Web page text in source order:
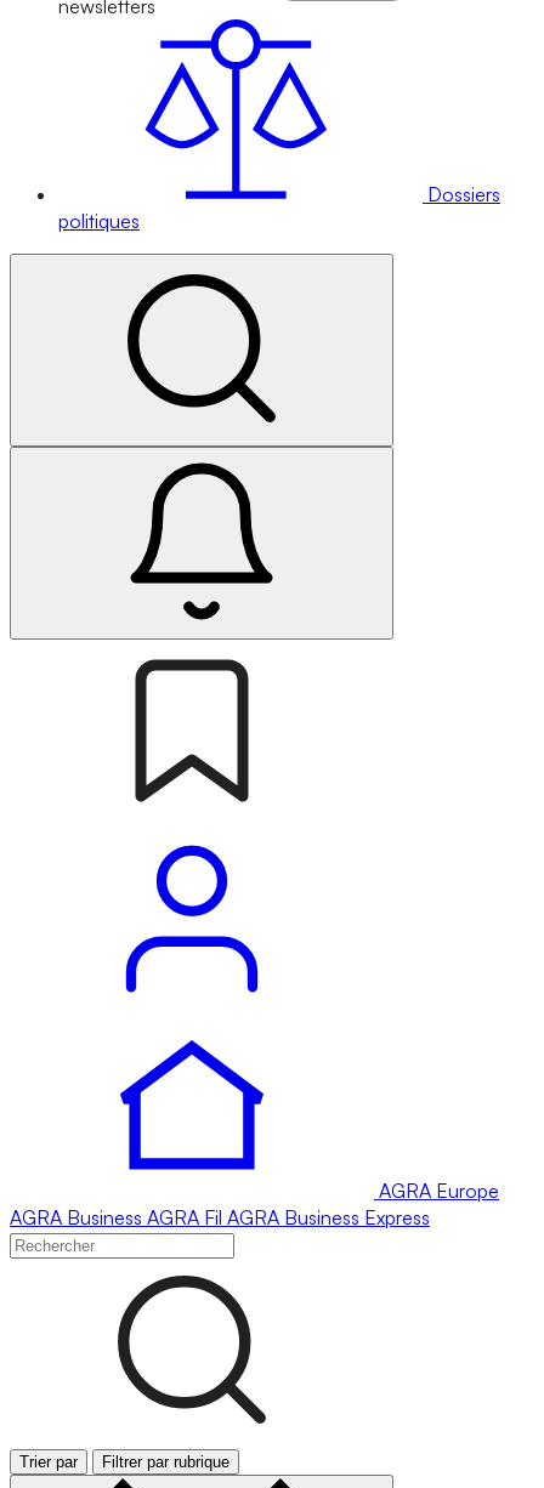
newsletters
Dossiers
politiques
AGRA Europe
AGRA Business AGRA Fil AGRA Business Express
Trier par Filtrer par rubrique